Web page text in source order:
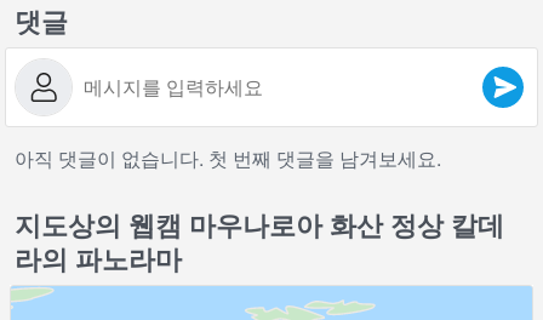
댓글
아직 댓글이 없습니다. 첫 번째 댓글을 남겨보세요.
지도상의 웹캠 마우나로아 화산 정상 칼데
라의 파노라마